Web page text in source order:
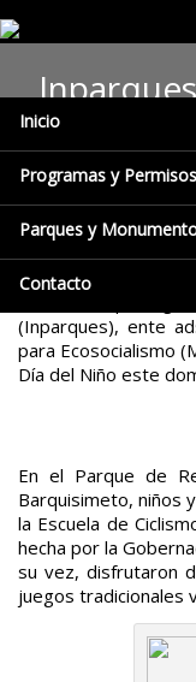
Inicio
Programas y Permisos
Parques y
Contacto
niñas y
Más de dos mil 500
(Inparques), ente
para Ecosocialismo
Día del Niño este
En el Parque de
Barquisimeto, niños
la Escuela de
hecha por la
su vez, disfrutaron
juegos tradicionales